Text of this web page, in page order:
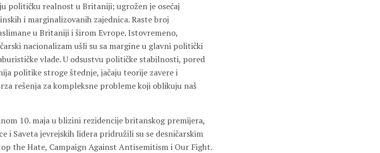
političku realnost u Britaniji; ugrožen je osećaj
i marginalizovanih zajednica. Raste broj
u Britaniji i širom Evrope. Istovremeno,
nacionalizam ušli su sa margine u glavni politički
vlade. U odsustvu političke stabilnosti, pored
politike stroge štednje, jačaju teorije zavere i
rešenja za kompleksne probleme koji oblikuju naš
10. maja u blizini rezidencije britanskog premijera,
i Saveta jevrejskih lidera pridružili su se desničarskim
the Hate, Campaign Against Antisemitism i Our Fight.